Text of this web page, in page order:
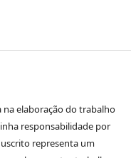
elaboração do trabalho
responsabilidade por
representa um